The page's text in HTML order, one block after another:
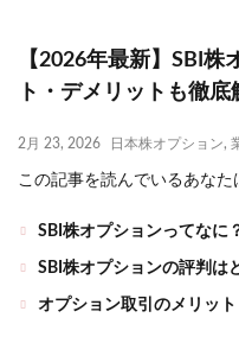
【2026年最新】SBI
ト・デメリットも徹底
2月 23, 2026 日本株オプション,
この記事を読んでいるあなた
SBI株オプションってなに
SBI株オプションの評判は
オプション取引のメリッ